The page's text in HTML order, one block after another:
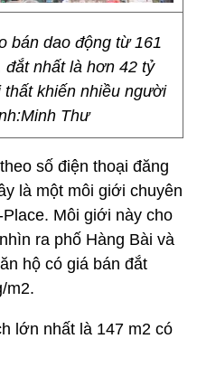
bán dao động từ 161
đắt nhất là hơn 42 tỷ
khiến nhiều người
Thư
số điện thoại đăng
là một môi giới chuyên
Môi giới này cho
ra phố Hàng Bài và
hộ có giá bán đắt
m2.
lớn nhất là 147 m2 có